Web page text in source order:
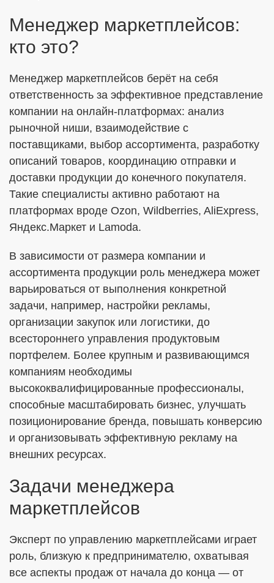
ОТПРАВИТЬ
Я согласен сПолитикой в отношении обработки ПДн
Согласие на обработку персональных данных в
соответствии с установленной формой
Менеджер маркетплейсов:
кто это?
Менеджер маркетплейсов берёт на себя
ответственность за эффективное представление
компании на онлайн-платформах: анализ
рыночной ниши, взаимодействие с
поставщиками, выбор ассортимента, разработку
описаний товаров, координацию отправки и
доставки продукции до конечного покупателя.
Такие специалисты активно работают на
платформах вроде Ozon, Wildberries, AliExpress,
Яндекс.Маркет и Lamoda.
В зависимости от размера компании и
ассортимента продукции роль менеджера может
варьироваться от выполнения конкретной
задачи, например, настройки рекламы,
организации закупок или логистики, до
всестороннего управления продуктовым
портфелем. Более крупным и развивающимся
компаниям необходимы
высококвалифицированные профессионалы,
способные масштабировать бизнес, улучшать
позиционирование бренда, повышать конверсию
и организовывать эффективную рекламу на
внешних ресурсах.
Задачи менеджера
маркетплейсов
Эксперт по управлению маркетплейсами играет
роль, близкую к предпринимателю, охватывая
все аспекты продаж от начала до конца — от